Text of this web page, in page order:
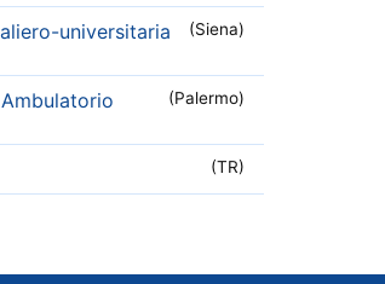
universitaria
(Siena)
(Palermo)
(TR)